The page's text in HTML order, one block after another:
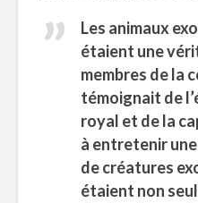
Les animaux
étaient une
membres de la
témoignait de
royal et de la
à entretenir
de créatures
étaient non